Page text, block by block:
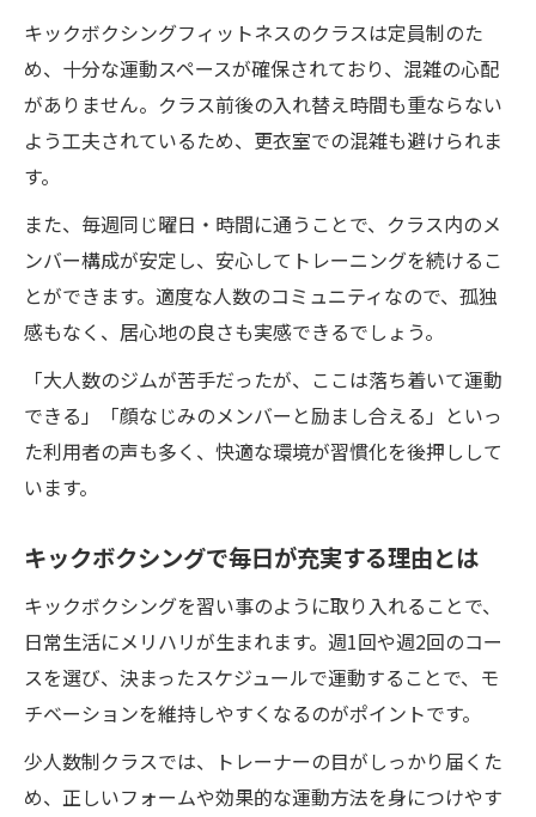
キックボクシングフィットネスのクラスは定員制のた
め、十分な運動スペースが確保されており、混雑の心配
がありません。クラス前後の入れ替え時間も重ならない
よう工夫されているため、更衣室での混雑も避けられま
す。
また、毎週同じ曜日・時間に通うことで、クラス内のメ
ンバー構成が安定し、安心してトレーニングを続けるこ
とができます。適度な人数のコミュニティなので、孤独
感もなく、居心地の良さも実感できるでしょう。
「大人数のジムが苦手だったが、ここは落ち着いて運動
できる」「顔なじみのメンバーと励まし合える」といっ
た利用者の声も多く、快適な環境が習慣化を後押しして
います。
キックボクシングで毎日が充実する理由とは
キックボクシングを習い事のように取り入れることで、
日常生活にメリハリが生まれます。週1回や週2回のコー
スを選び、決まったスケジュールで運動することで、モ
チベーションを維持しやすくなるのがポイントです。
少人数制クラスでは、トレーナーの目がしっかり届くた
め、正しいフォームや効果的な運動方法を身につけやす